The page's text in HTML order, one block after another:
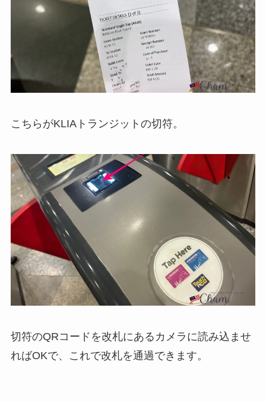
こちらがKLIAトランジットの切符。
切符のQRコードを改札にあるカメラに読み込ませ
ればOKで、これで改札を通過できます。